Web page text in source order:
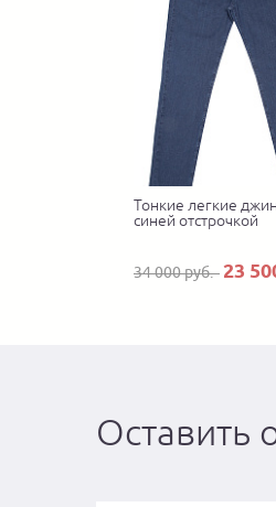
Тонкие легкие
синей отстрочкой
34 000 руб. 23
Оставить